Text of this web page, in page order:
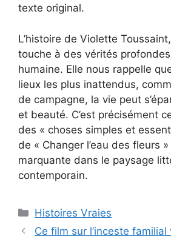
texte original.
L’histoire de Violette
touche à des vérités
humaine. Elle nous rappelle
lieux les plus inattendus,
de campagne, la vie peut
et beauté. C’est précisément
des « choses simples et
de « Changer l’eau des fleurs
marquante dans le paysage
contemporain.
Catégories
Histoires Vraies
Ce film sur l’inceste